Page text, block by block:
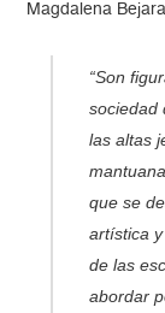
Magdalena
“Son
sociedad
las altas
que se
artística
de las
abordar